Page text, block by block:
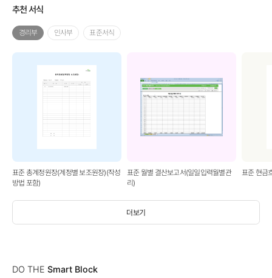
추천 서식
더보기
경리부 인사부 표준서식
표준 총계정원장(계정별 보조원장)(작성
방법 포함)
표준 월별 결산보고서(일일입력월별관
리)
표준 현금
DO THE Smart Block